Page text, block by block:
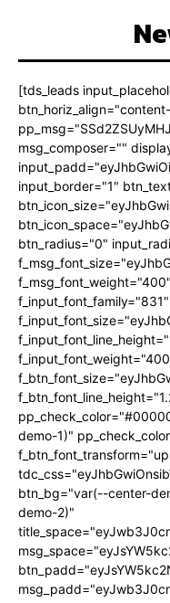
[tds_leads
msg_composer=""
input_border="1"
btn_radius="0"
f_input_font_family="831"
demo-1)"
btn_bg="var(--center-
demo-2)"